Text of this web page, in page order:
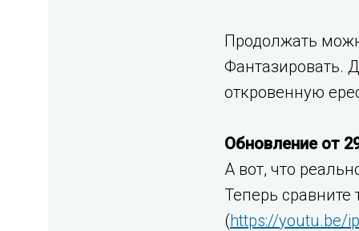
Продолжать
Фантазировать.
откровенную
Обновление от
А вот, что
Теперь
(https://youtu.be/